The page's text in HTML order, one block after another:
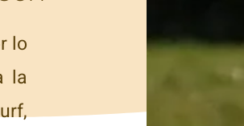
lo
la